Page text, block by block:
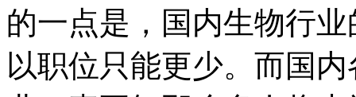
的一点是，国内生物行
以职位只能更少。而国